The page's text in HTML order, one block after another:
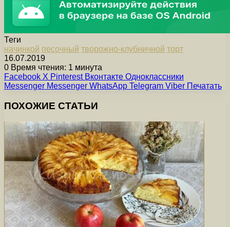
Теги
начинкой песочный творожно-клубничной торт
16.07.2019
0 Время чтения: 1 минута
Facebook X Pinterest Вконтакте Одноклассники
Messenger Messenger WhatsApp Telegram Viber Печатать
ПОХОЖИЕ СТАТЬИ